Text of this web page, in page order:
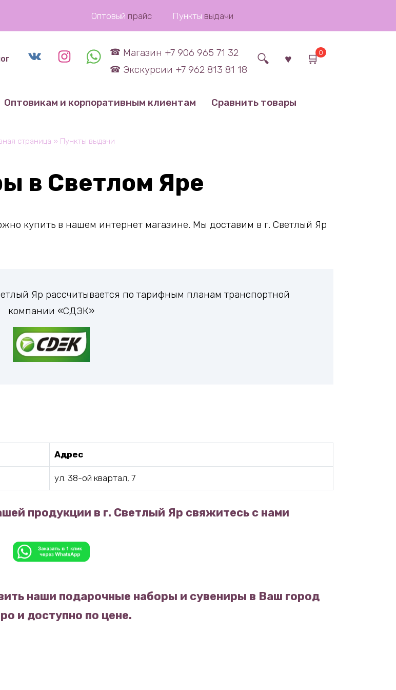
Оптовый прайс Пункты выдачи
Магазин +7 906 965 71 32
Экскурсии +7 962 813 81 18
0
Оптовикам и корпоративным клиентам Сравнить товары
страница » Пункты выдачи
в Светлом Яре
купить в нашем интернет магазине. Мы доставим в г. Светлый Яр
Яр рассчитывается по тарифным планам транспортной
компании «СДЭК»
Адрес
ул. 38-ой квартал, 7
продукции в г. Светлый Яр свяжитесь с нами
наши подарочные наборы и сувениры в Ваш город
и доступно по цене.